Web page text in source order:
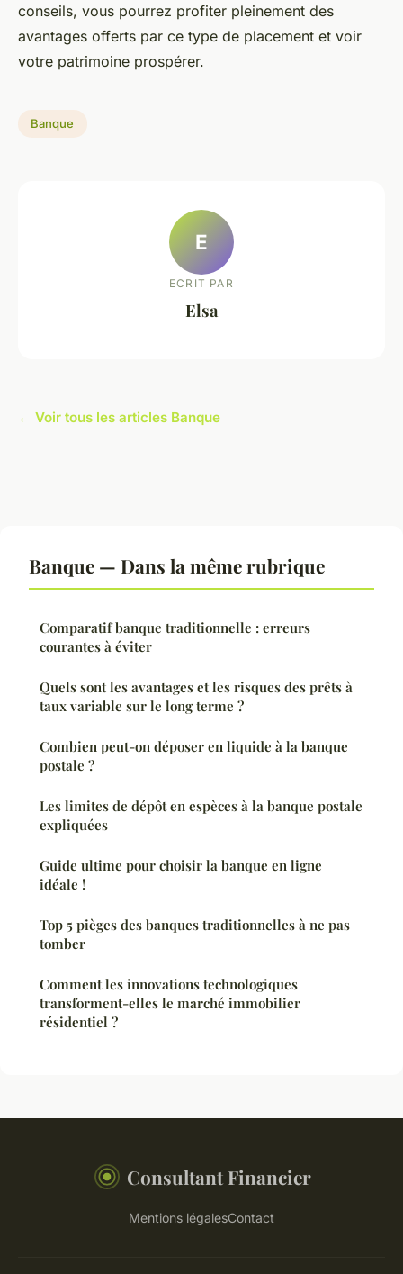
conseils, vous pourrez profiter pleinement des
avantages offerts par ce type de placement et voir
votre patrimoine prospérer.
Banque
E
ECRIT PAR
Elsa
← Voir tous les articles Banque
Banque — Dans la même rubrique
Comparatif banque traditionnelle : erreurs
courantes à éviter
Quels sont les avantages et les risques des prêts à
taux variable sur le long terme ?
Combien peut-on déposer en liquide à la banque
postale ?
Les limites de dépôt en espèces à la banque postale
expliquées
Guide ultime pour choisir la banque en ligne
idéale !
Top 5 pièges des banques traditionnelles à ne pas
tomber
Comment les innovations technologiques
transforment-elles le marché immobilier
résidentiel ?
Consultant Financier
Mentions légalesContact